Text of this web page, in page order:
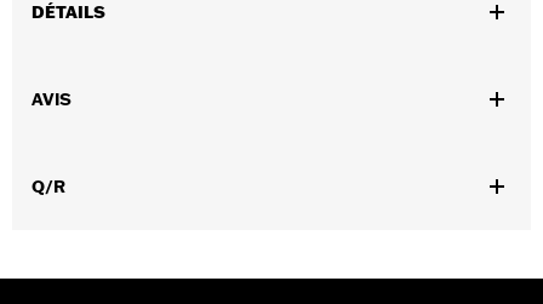
DÉTAILS
GARANTIE:
www.h-
AVIS
Q/R